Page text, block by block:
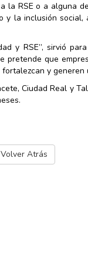
la RSE o a alguna
y la inclusión social,
y RSE”, sirvió
pretende que
y generen
Ciudad Real y
Atrás